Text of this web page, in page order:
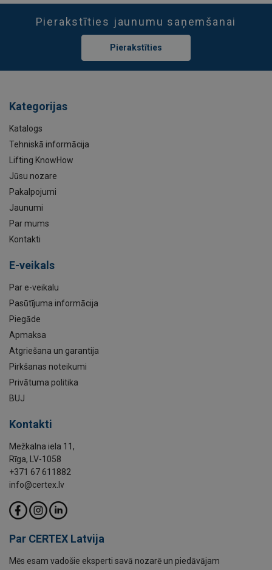
Pierakstīties jaunumu saņemšanai
Pierakstīties
Kategorijas
Katalogs
Tehniskā informācija
Lifting KnowHow
Jūsu nozare
Pakalpojumi
Jaunumi
Par mums
Kontakti
E-veikals
Par e-veikalu
Pasūtījuma informācija
Piegāde
Apmaksa
Atgriešana un garantija
Pirkšanas noteikumi
Privātuma politika
BUJ
Kontakti
Mežkalna iela 11,
Rīga, LV-1058
+371 67 611882
info@certex.lv
Par CERTEX Latvija
Mēs esam vadošie eksperti savā nozarē un piedāvājam